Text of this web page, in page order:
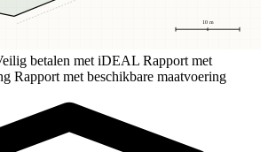
10 m
betalen met iDEAL Rapport met
Rapport met beschikbare maatvoering